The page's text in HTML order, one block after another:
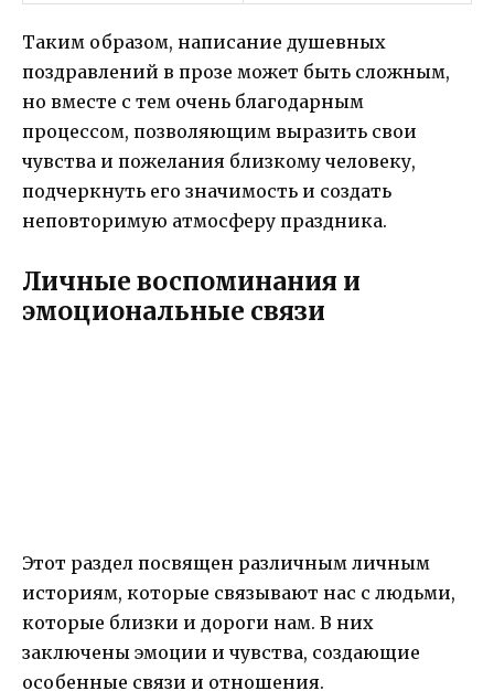
Таким образом, написание душевных
поздравлений в прозе может быть сложным,
но вместе с тем очень благодарным
процессом, позволяющим выразить свои
чувства и пожелания близкому человеку,
подчеркнуть его значимость и создать
неповторимую атмосферу праздника.
Личные воспоминания и
эмоциональные связи
Этот раздел посвящен различным личным
историям, которые связывают нас с людьми,
которые близки и дороги нам. В них
заключены эмоции и чувства, создающие
особенные связи и отношения.